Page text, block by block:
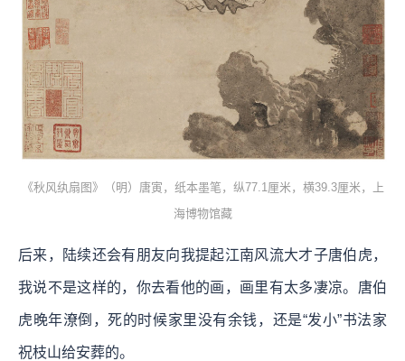
《秋风纨扇图》（明）唐寅，纸本墨笔，纵77.1厘米，横39.3厘米，上
海博物馆藏
后来，陆续还会有朋友向我提起江南风流大才子唐伯虎，
我说不是这样的，你去看他的画，画里有太多凄凉。唐伯
虎晚年潦倒，死的时候家里没有余钱，还是“发小”书法家
祝枝山给安葬的。